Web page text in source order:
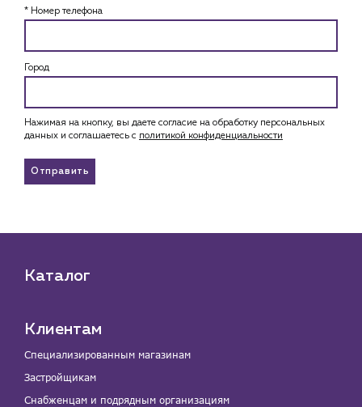
* Номер телефона
Город
Нажимая на кнопку, вы даете согласие на обработку персональных
данных и соглашаетесь c политикой конфиденциальности
Отправить
Каталог
Клиентам
Специализированным магазинам
Застройщикам
Снабженцам и подрядным организациям